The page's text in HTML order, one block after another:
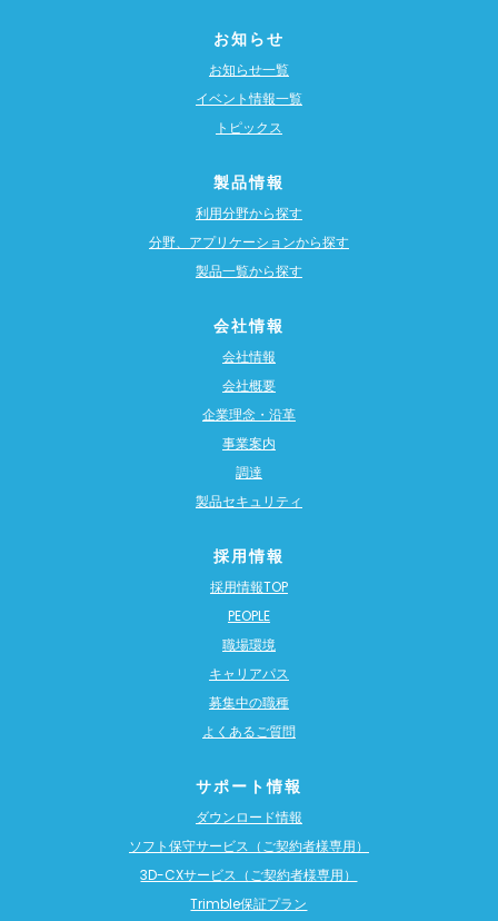
お知らせ
お知らせ一覧
イベント情報一覧
トピックス
製品情報
利用分野から探す
分野、アプリケーションから探す
製品一覧から探す
会社情報
会社情報
会社概要
企業理念・沿革
事業案内
調達
製品セキュリティ
採用情報
採用情報TOP
PEOPLE
職場環境
キャリアパス
募集中の職種
よくあるご質問
サポート情報
ダウンロード情報
ソフト保守サービス（ご契約者様専用）
3D-CXサービス（ご契約者様専用）
Trimble保証プラン